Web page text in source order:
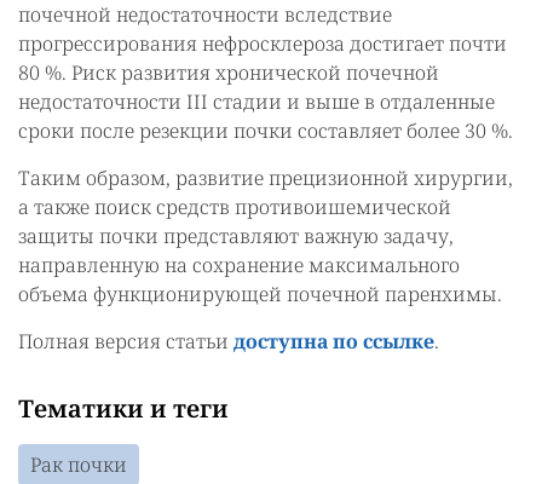
почечной недостаточности вследствие
прогрессирования нефросклероза достигает почти
80 %. Риск развития хронической почечной
недостаточности III стадии и выше в отдаленные
сроки после резекции почки составляет более 30 %.
Таким образом, развитие прецизионной хирургии,
а также поиск средств противоишемической
защиты почки представляют важную задачу,
направленную на сохранение максимального
объема функционирующей почечной паренхимы.
Полная версия статьи доступна по ссылке.
Тематики и теги
Рак почки